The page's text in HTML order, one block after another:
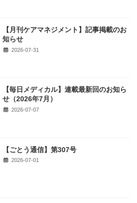
【月刊ケアマネジメント】記事掲載のお
知らせ
2026-07-31
【毎日メディカル】連載最新回のお知ら
せ（2026年7月）
2026-07-07
【ごとう通信】第307号
2026-07-01